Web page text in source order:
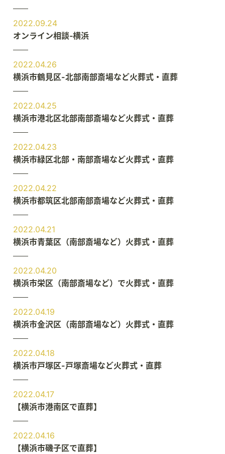
2022.09.24
オンライン相談‐横浜
2022.04.26
横浜市鶴見区-北部南部斎場など火葬式・直葬
2022.04.25
横浜市港北区北部南部斎場など火葬式・直葬
2022.04.23
横浜市緑区北部・南部斎場など火葬式・直葬
2022.04.22
横浜市都筑区北部南部斎場など火葬式・直葬
2022.04.21
横浜市青葉区（南部斎場など）火葬式・直葬
2022.04.20
横浜市栄区（南部斎場など）で火葬式・直葬
2022.04.19
横浜市金沢区（南部斎場など）火葬式・直葬
2022.04.18
横浜市戸塚区-戸塚斎場など火葬式・直葬
2022.04.17
【横浜市港南区で直葬】
2022.04.16
【横浜市磯子区で直葬】